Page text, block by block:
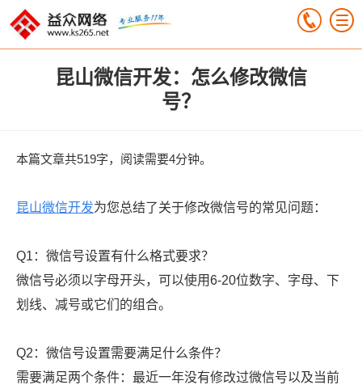
昆山微信开发：怎么修改微信
号？
本篇文章共519字，阅读需要4分钟。
昆山微信开发为您总结了关于修改微信号的常见问题：
Q1：微信号设置有什么格式要求？
微信号必须以字母开头，可以使用6-20位数字、字母、下
划线、减号或它们的组合。
Q2：微信号设置需要满足什么条件？
需要满足两个条件：最近一年没有修改过微信号以及当前